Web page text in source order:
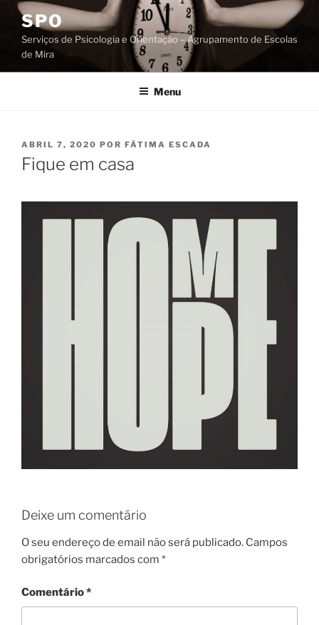
Saltar
conteúdo
SPO
Serviços de Psicologia e Orientação – Agrupamento de Escolas
de Mira
Menu
PUBLICADO
EM
ABRIL 7, 2020 POR FÁTIMA ESCADA
Fique em casa
Deixe um comentário
O seu endereço de email não será publicado. Campos
obrigatórios marcados com *
Comentário*